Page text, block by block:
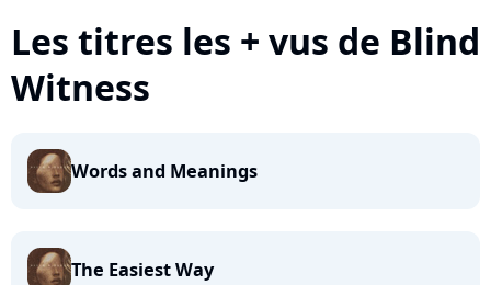
Les titres les + vus de Blind
Witness
Words and Meanings
The Easiest Way